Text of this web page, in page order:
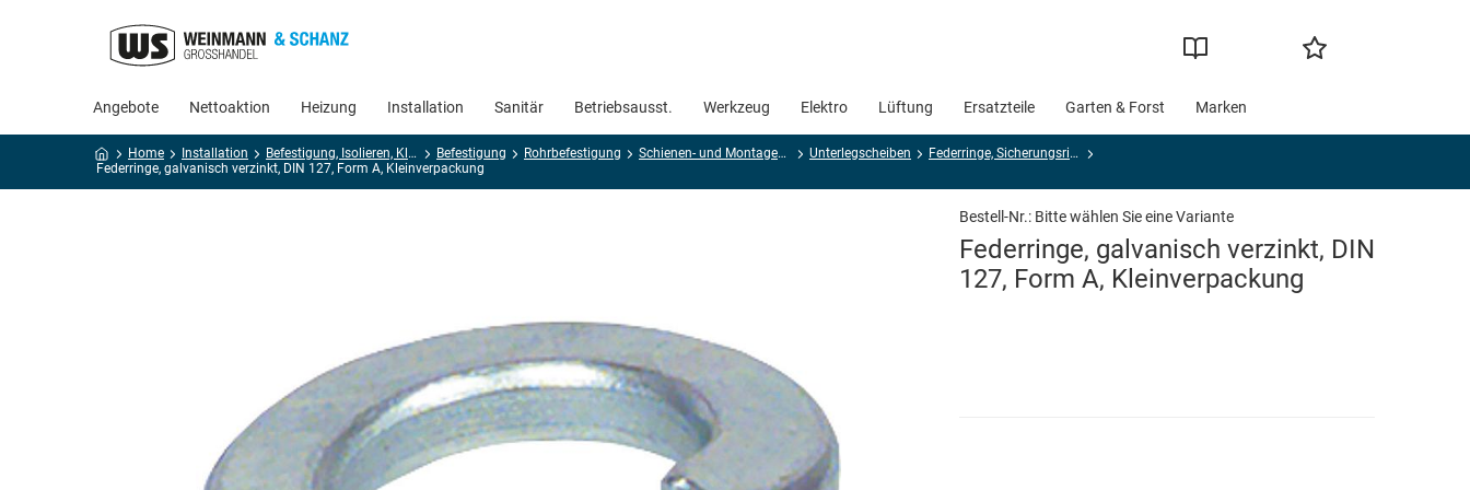
Angebote Nettoaktion Heizung Installation Sanitär Betriebsausst. Werkzeug Elektro Lüftung Ersatzteile Garten & Forst Marken
Home Installation Befestigung, Isolieren, Kleben, Dichten Befestigung Rohrbefestigung Schienen- und Montagesysteme Unterlegscheiben
Federringe, Sicherungsringe, Sicherungsscheiben
Federringe, galvanisch verzinkt, DIN 127, Form A, Kleinverpackung
Bestell-Nr.: Bitte wählen Sie eine Variante
Federringe, galvanisch verzinkt, DIN
127, Form A, Kleinverpackung